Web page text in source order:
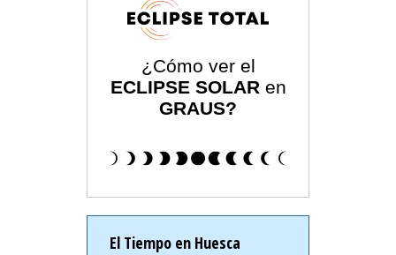
¿Cómo ver el
ECLIPSE SOLAR en
GRAUS?
El Tiempo en Huesca